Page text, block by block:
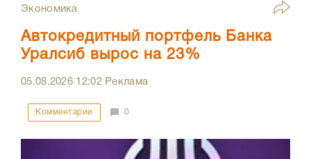
Экономика
Автокредитный портфель Банка
Уралсиб вырос на 23%
05.08.2026 12:02Реклама
Комментарии 0